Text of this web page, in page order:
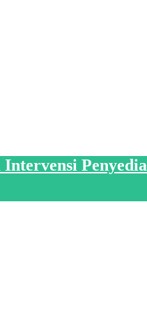
Penyedia